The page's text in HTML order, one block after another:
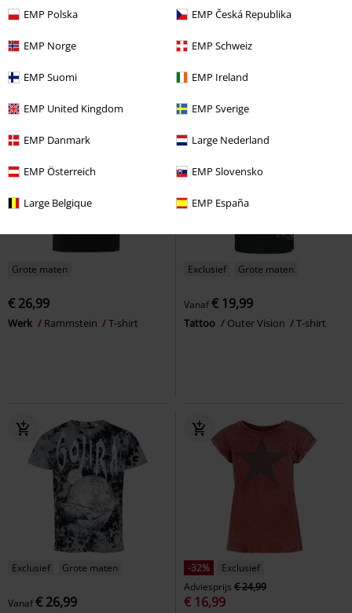
EMP Polska EMP Česká Republika
EMP Norge EMP Schweiz
EMP Suomi EMP Ireland
EMP United Kingdom EMP Sverige
EMP Danmark Large Nederland
EMP Österreich EMP Slovensko
Large Belgique EMP España
€ 32,99
Essential T-shirt with Lacing Detail
Black Premium by EMP
Vanaf € 32,99
EMP Signature Collection
Metallica
T-shirt
Grote maten
€ 26,99
Werk Rammstein T-shirt
Exclusief Grote maten
Vanaf€ 19,99
Tattoo Outer Vision T-shirt
Exclusief Grote maten
Vanaf€ 26,99
-32%
Exclusief
Adviesprijs € 24,99
€ 16,99